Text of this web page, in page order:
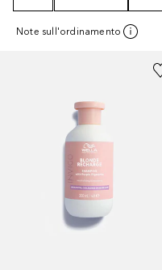
Note sull'ordinamentoSponsorizzato